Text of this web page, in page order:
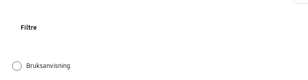
Filtre
Bruksanvisning